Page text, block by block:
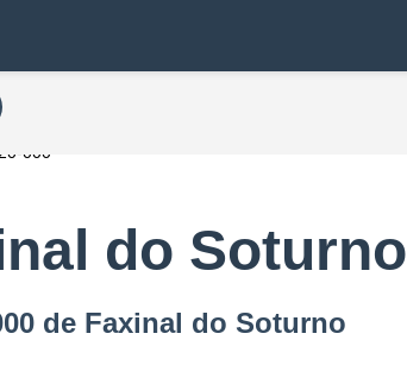
000
do Soturno
de Faxinal do Soturno